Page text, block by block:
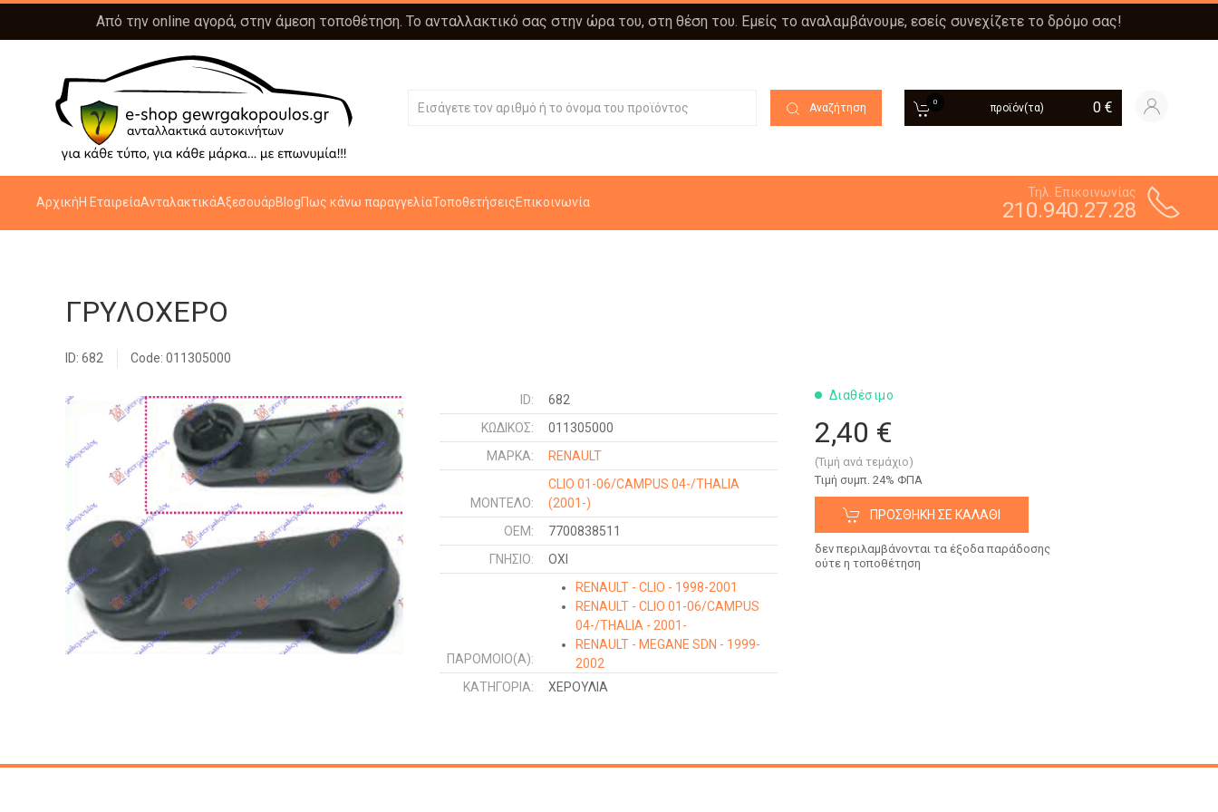
Από την online αγορά, στην άμεση τοποθέτηση. Το ανταλλακτικό σας στην ώρα του, στη θέση του. Εμείς το αναλαμβάνουμε, εσείς συνεχίζετε το δρόμο σας!
Αναζήτηση 0 προϊόν(τα) 0 €
ΑρχικήΗ ΕταιρείαΑνταλακτικάΑξεσουάρBlogΠως κάνω παραγγελίαΤοποθετήσειςΕπικοινωνία
Τηλ. Επικοινωνίας
210.940.27.28
ΓΡΥΛΟΧΕΡΟ
ID: 682 Code: 011305000
ID:
682
ΚΩΔΙΚΌΣ:
011305000
ΜΑΡΚΑ:
RENAULT
ΜΟΝΤΕΛΟ:
CLIO 01-06/CAMPUS 04-/THALIA
(2001-)
OEM:
7700838511
ΓΝΉΣΙΟ:
ΟΧΙ
ΠΑΡΌΜΟΙΟ(Α):
RENAULT - CLIO - 1998-2001
RENAULT - CLIO 01-06/CAMPUS
04-/THALIA - 2001-
RENAULT - MEGANE SDN - 1999-
2002
RENAULT - MEGANE L/B - 1999-
ΚΑΤΗΓΟΡΊΑ: ΧΕΡΟΥΛΙΑ
Διαθέσιμο
2,40 €
(Τιμή ανά τεμάχιο)
Tιμή συμπ. 24% ΦΠΑ
ΠΡΟΣΘΉΚΗ ΣΕ ΚΑΛΆΘΙ
δεν περιλαμβάνονται τα έξοδα παράδοσης
ούτε η τοποθέτηση